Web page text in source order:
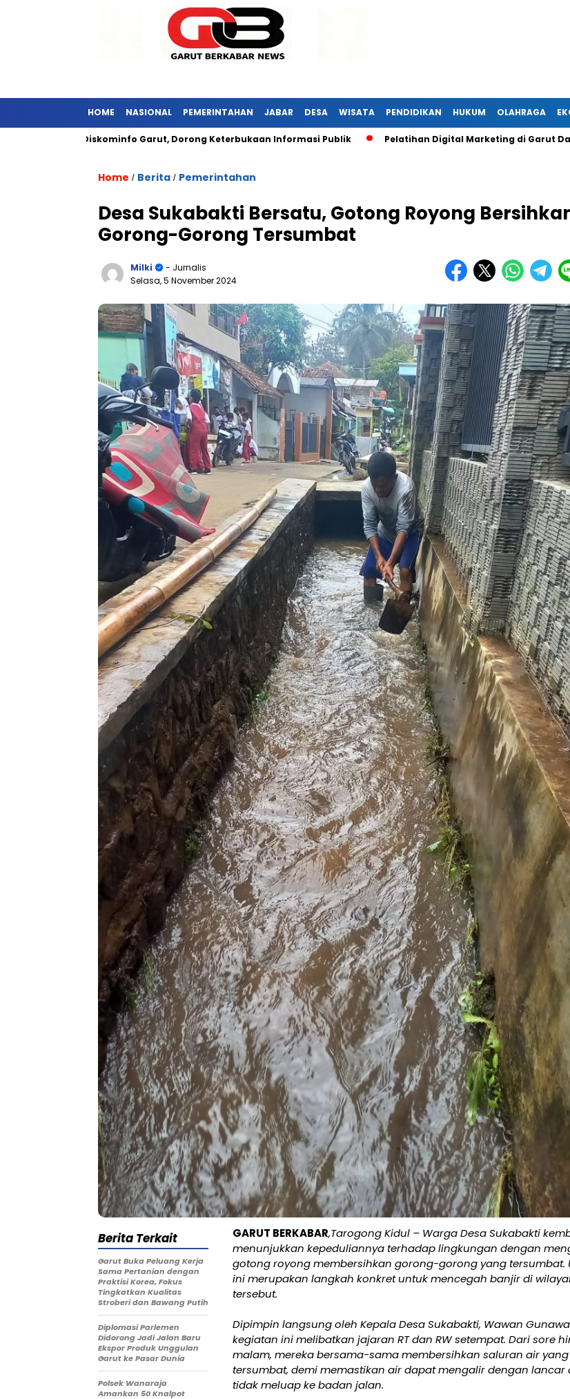
HOME NASIONAL PEMERINTAHAN JABAR DESA WISATA PENDIDIKAN HUKUM OLAHRAGA
Diskominfo Garut, Dorong Keterbukaan Informasi Publik Pelatihan Digital Marketing di Garut Dapat
Home / Berita / Pemerintahan
Desa Sukabakti Bersatu, Gotong Royong
Gorong-Gorong Tersumbat
Milki
- Jurnalis
Selasa, 5 November 2024
GARUT BERKABAR,Tarogong Kidul – Warga Desa Sukabakti
menunjukkan kepeduliannya terhadap lingkungan dengan
gotong royong membersihkan gorong-gorong yang tersumbat.
ini merupakan langkah konkret untuk mencegah banjir di
tersebut.
Dipimpin langsung oleh Kepala Desa Sukabakti, Wawan
kegiatan ini melibatkan jajaran RT dan RW setempat. Dari sore
malam, mereka bersama-sama membersihkan saluran air yang
tersumbat, demi memastikan air dapat mengalir dengan lancar
tidak meluap ke badan jalan.
Berita Terkait
Garut Buka Peluang Kerja
Sama Pertanian dengan
Praktisi Korea, Fokus
Tingkatkan Kualitas
Stroberi dan Bawang Putih
Diplomasi Parlemen
Didorong Jadi Jalan Baru
Ekspor Produk Unggulan
Garut ke Pasar Dunia
Polsek Wanaraja
Amankan 50 Knalpot